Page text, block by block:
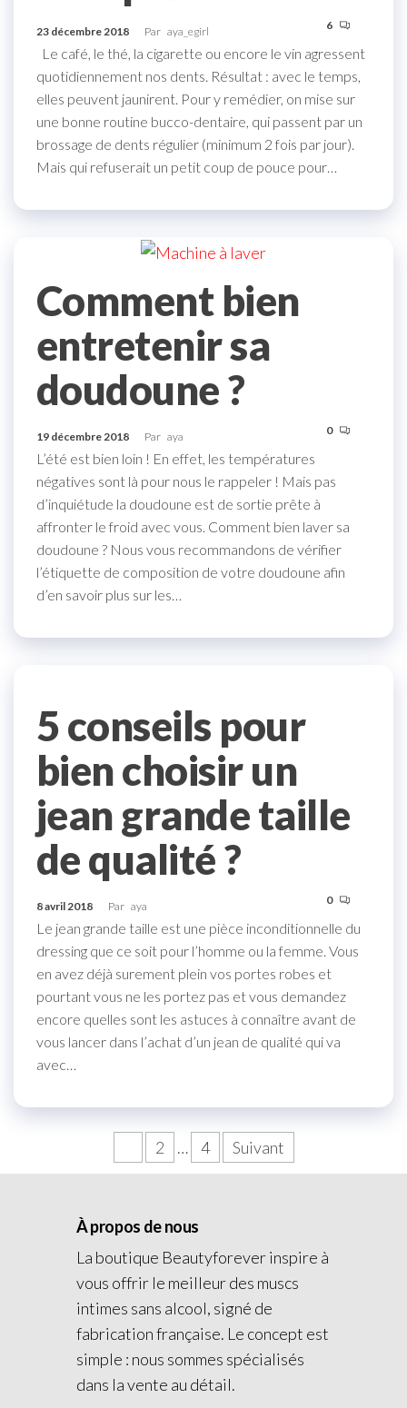
23 décembre 2018 Par aya_egirl 6
Le café, le thé, la cigarette ou encore le vin agressent
quotidiennement nos dents. Résultat : avec le temps,
elles peuvent jaunirent. Pour y remédier, on mise sur
une bonne routine bucco-dentaire, qui passent par un
brossage de dents régulier (minimum 2 fois par jour).
Mais qui refuserait un petit coup de pouce pour…
Comment bien
entretenir sa
doudoune ?
19 décembre 2018 Par aya 0
L’été est bien loin ! En effet, les températures
négatives sont là pour nous le rappeler ! Mais pas
d’inquiétude la doudoune est de sortie prête à
affronter le froid avec vous. Comment bien laver sa
doudoune ? Nous vous recommandons de vérifier
l’étiquette de composition de votre doudoune afin
d’en savoir plus sur les…
5 conseils pour
bien choisir un
jean grande taille
de qualité ?
8 avril 2018 Par aya 0
Le jean grande taille est une pièce inconditionnelle du
dressing que ce soit pour l’homme ou la femme. Vous
en avez déjà surement plein vos portes robes et
pourtant vous ne les portez pas et vous demandez
encore quelles sont les astuces à connaître avant de
vous lancer dans l’achat d’un jean de qualité qui va
avec…
2 … 4 Suivant
À propos de nous
La boutique Beautyforever inspire à
vous offrir le meilleur des muscs
intimes sans alcool, signé de
fabrication française. Le concept est
simple : nous sommes spécialisés
dans la vente au détail.